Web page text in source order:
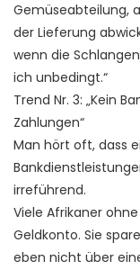
Gemüseabteilung,
der Lieferung
wenn die
ich unbedingt.“
Trend Nr. 3: „Kein
Zahlungen“
Man hört oft, dass
irreführend.
Viele Afrikaner
Geldkonto. Sie
eben nicht über